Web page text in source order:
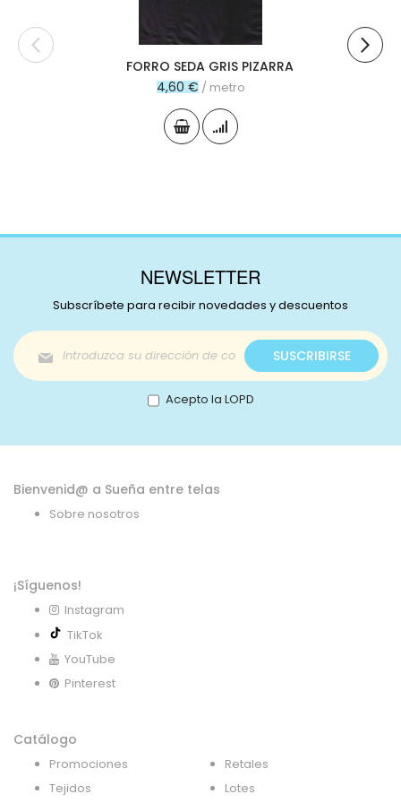
FORRO SEDA GRIS PIZARRA
4,60 € / metro
NEWSLETTER
Subscríbete para recibir novedades y descuentos
Inscríbase
a
nuestro
boletín
de
SUSCRIBIRSE
Acepto la LOPD
Bienvenid@ a Sueña entre telas
Sobre nosotros
¡Síguenos!
Instagram
TikTok
YouTube
Pinterest
Catálogo
Promociones
Tejidos
Retales
Lotes